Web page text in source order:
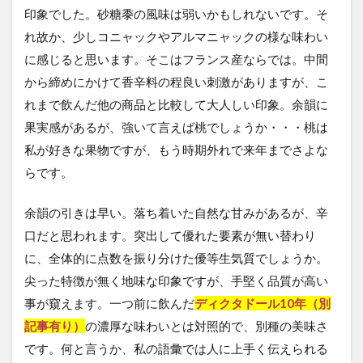
印象でした。砂糖黍の風味は弱いかもしれないです。そ
れ故か、少しコニャックやアルマニャックの様な味わい
に感じると思います。そこはフランス産ならでは。中間
から締めにかけて香辛料の程良い刺激がありますが、こ
れまで飲んだ他の商品と比較して大人しい印象。余韻に
果実感があるが、強いて言えば桃でしょうか・・・桃は
私が好きな果物ですが、もう時期外れで来年までさよな
らです。
余韻の引きは早い。落ち着いた自然な甘みがあるが、辛
口だと思われます。突出して優れた要素が無い替わり
に、全体的に点数を振り分けた優等生気質でしょうか。
尖った特徴が無く地味な印象ですが、手堅く品質が高い
事が窺えます。一つ前に飲んだディクタドール10年（別
記事有り） の濃厚な味わいとは対照的で、別種の美味さ
です。何と言うか、私の語彙では人に上手く伝えられる